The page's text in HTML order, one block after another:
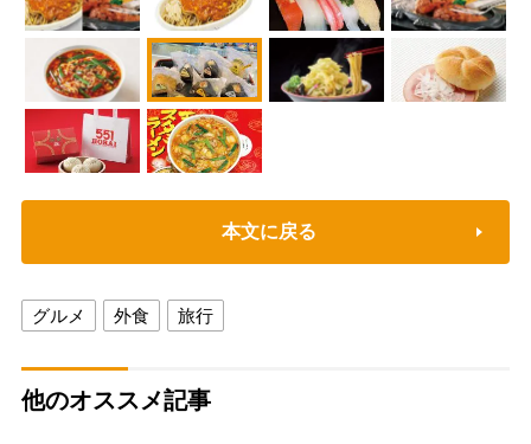
本文に戻る
グルメ 外食 旅行
他のオススメ記事